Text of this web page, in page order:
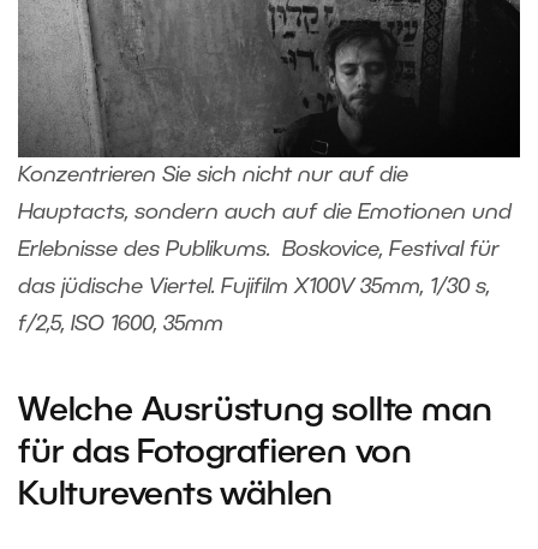
Konzentrieren Sie sich nicht nur auf die
Hauptacts, sondern auch auf die Emotionen und
Erlebnisse des Publikums. Boskovice, Festival für
das jüdische Viertel. Fujifilm X100V 35mm, 1/30 s,
f/2,5, ISO 1600, 35mm
Welche Ausrüstung sollte man
für das Fotografieren von
Kulturevents wählen